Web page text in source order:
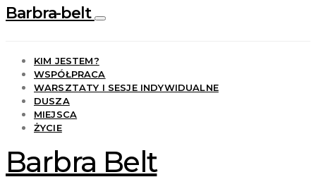
Barbra-belt
KIM JESTEM?
WSPÓŁPRACA
WARSZTATY I SESJE INDYWIDUALNE
DUSZA
MIEJSCA
ŻYCIE
Barbra Belt